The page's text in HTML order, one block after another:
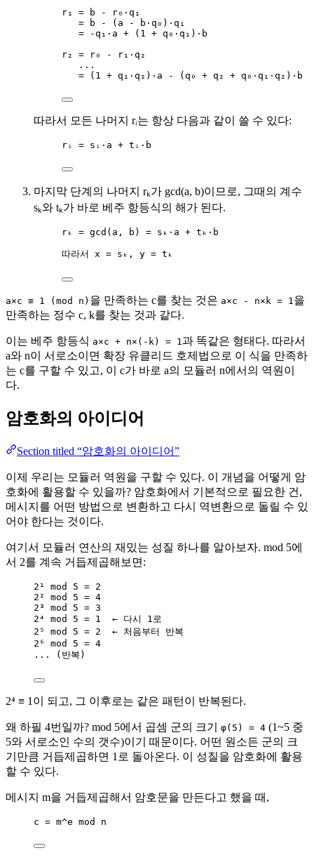
r₁ = b - r₀·q₁
= b - (a - b·q₀)·q₁
= -q₁·a + (1 + q₀·q₁)·b
r₂ = r₀ - r₁·q₂
...
= (1 + q₁·q₂)·a - (q₀ + q₂ + q₀·q₁·q₂)·b
따라서 모든 나머지 rᵢ는 항상 다음과 같이 쓸 수 있다:
rᵢ = sᵢ·a + tᵢ·b
마지막 단계의 나머지 rₖ가 gcd(a, b)이므로, 그때의 계수
sₖ와 tₖ가 바로 베주 항등식의 해가 된다.
rₖ = gcd(a, b) = sₖ·a + tₖ·b
따라서 x = sₖ, y = tₖ
a×c ≡ 1 (mod n) 을 만족하는 c를 찾는 것은 a×c - n×k = 1을
만족하는 정수 c, k를 찾는 것과 같다.
이는 베주 항등식 a×c + n×(-k) = 1과 똑같은 형태다. 따라서
a와 n이 서로소이면 확장 유클리드 호제법으로 이 식을 만족하
는 c를 구할 수 있고, 이 c가 바로 a의 모듈러 n에서의 역원이
다.
암호화의 아이디어
Section titled “암호화의 아이디어”
이제 우리는 모듈러 역원을 구할 수 있다. 이 개념을 어떻게 암
호화에 활용할 수 있을까? 암호화에서 기본적으로 필요한 건,
메시지를 어떤 방법으로 변환하고 다시 역변환으로 돌릴 수 있
어야 한다는 것이다.
여기서 모듈러 연산의 재밌는 성질 하나를 알아보자. mod 5에
서 2를 계속 거듭제곱해보면:
2¹ mod 5 = 2
2² mod 5 = 4
2³ mod 5 = 3
2⁴ mod 5 = 1  ← 다시 1로
2⁵ mod 5 = 2  ← 처음부터 반복
2⁶ mod 5 = 4
... (반복)
2⁴ ≡ 1이 되고, 그 이후로는 같은 패턴이 반복된다.
왜 하필 4번일까? mod 5에서 곱셈 군의 크기 φ(5) = 4 (1~5 중
5와 서로소인 수의 갯수)이기 때문이다. 어떤 원소든 군의 크
기만큼 거듭제곱하면 1로 돌아온다. 이 성질을 암호화에 활용
할 수 있다.
메시지 m을 거듭제곱해서 암호문을 만든다고 했을 때,
c = m^e mod n